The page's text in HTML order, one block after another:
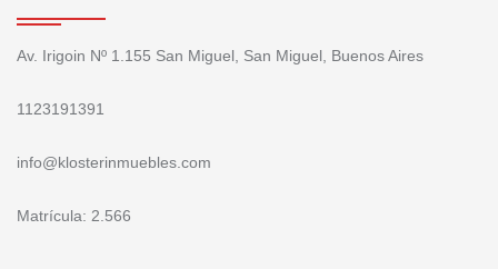
Av. Irigoin Nº 1.155 San Miguel, San Miguel, Buenos Aires
1123191391
info@klosterinmuebles.com
Matrícula: 2.566